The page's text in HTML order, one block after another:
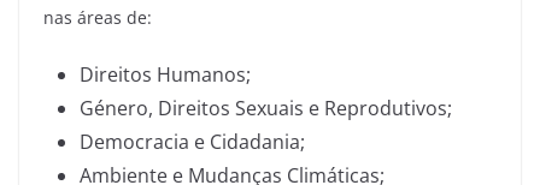
nas áreas de:
Direitos Humanos;
Género, Direitos Sexuais e Reprodutivos;
Democracia e Cidadania;
Ambiente e Mudanças Climáticas;